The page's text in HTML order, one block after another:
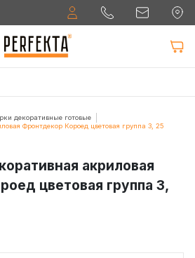
декоративные готовые
Фронтдекор Короед цветовая группа 3, 25
акриловая
цветовая группа 3,